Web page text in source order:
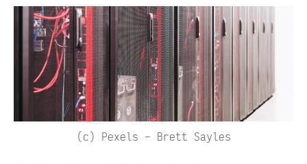
(c) Pexels – Brett Sayles